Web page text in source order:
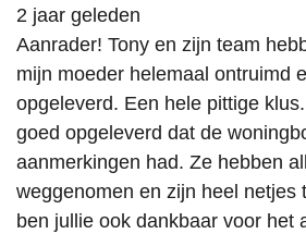
2 jaar geleden
Aanrader! Tony en zijn team
mijn moeder helemaal ontruimd
opgeleverd. Een hele pittige
goed opgeleverd dat de
aanmerkingen had. Ze hebben
weggenomen en zijn heel netjes
ben jullie ook dankbaar voor het